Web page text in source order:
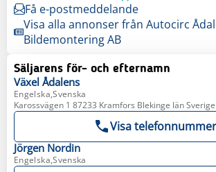
Få e-postmeddelande
Visa alla annonser från Autocirc
Bildemontering AB
Säljarens för- och efternamn
Växel Ådalens
Engelska,Svenska
Karossvägen 1 87233 Kramfors Blekinge län Sverige
Visa telefonnummer
Jörgen Nordin
Engelska,Svenska